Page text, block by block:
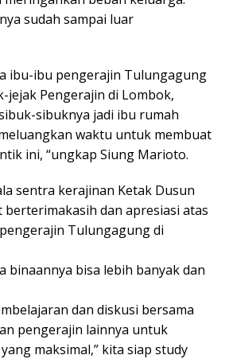
sudah sampai luar
ibu-ibu pengerajin Tulungagung
jejak Pengerajin di Lombok,
sibuknya jadi ibu rumah
waktu untuk membuat
ini, “ungkap Siung Marioto.
sentra kerajinan Ketak Dusun
berterimakasih dan apresiasi atas
Tulungagung di
binaannya bisa lebih banyak dan
dan diskusi bersama
pengerajin lainnya untuk
maksimal,” kita siap study